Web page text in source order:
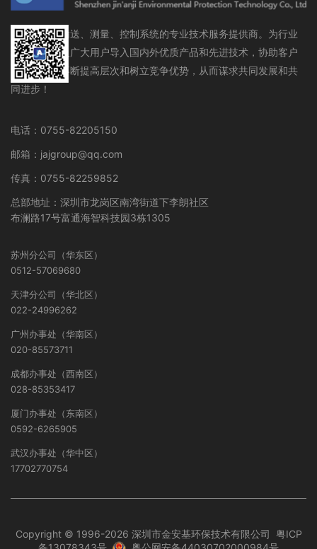
流体存储、输送、测量、控制系统的专业技术服务提供商。为行业
设备制造商及广大用户导入国内外优质产品和先进技术，协助客户
在行业领域不断提高层次和树立竞争优势，从而谋求共同发展和共
同进步！
电话：0755-82205150
邮箱：jajgroup@qq.com
传真：0755-82259852
总部地址：深圳市龙岗区南湾街道下李朗社区
布澜路17号富通海智科技园3栋1305
苏州分公司（华东区）
0512-57069680
天津分公司（华北区）
022-24996262
广州办事处（华南区）
020-85573711
成都办事处（西南区）
028-85353417
厦门办事处（东南区）
0592-6265905
武汉办事处（华中区）
17702770754
Copyright © 1996-2026 深圳市金安基环保技术有限公司 粤ICP